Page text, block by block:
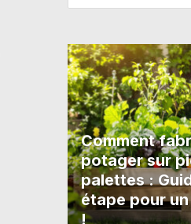
Comment
potager sur
palettes :
étape pour
!